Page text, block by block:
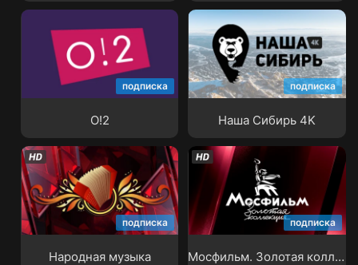
подписка
О!2
подписка
Наша Сибирь 4K
Наша Сибирь 4K
подписка
Народная музыка
Народная музыка
подписка
Мосфильм. Золотая
коллекция
Мосфильм. Золотая коллекция